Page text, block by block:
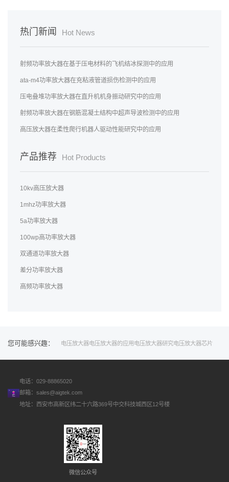
热门新闻 Hot News
射频功率放大器在基于压电材料的飞机结冰探测中的应用
ata-m4功率放大器在充粘液管道损伤检测中的应用
压电叠堆功率放大器在直升机机身振动研究中的应用
射频功率放大器在钢筋混凝土结构中超声导波检测中的应用
高压放大器在柔性爬行机器人驱动性能研究中的应用
产品推荐 Hot Products
10kv高压放大器
1mhz功率放大器
5a功率放大器
100wp高功率放大器
双通道功率放大器
差分功率放大器
高频功率放大器
您可能感兴趣： 电压放大器电压放大器的应用 电压放大器研究电压放大器芯片
电话：029-88865020
邮箱： sales@aigtek.com
地址：西安市高新区纬二十六路369号中交科技城西区12号楼
微信公众号